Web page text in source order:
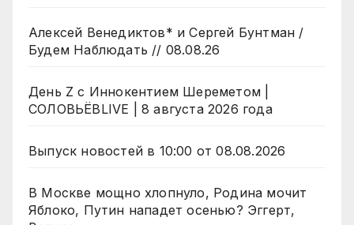
Алексей Венедиктов* и Сергей Бунтман /
Будем Наблюдать // 08.08.26
День Z с Иннокентием Шереметом |
СОЛОВЬЁВLIVE | 8 августа 2026 года
Выпуск новостей в 10:00 от 08.08.2026
В Москве мощно хлопнуло, Родина мочит
Яблоко, Путин нападет осенью? Эггерт,